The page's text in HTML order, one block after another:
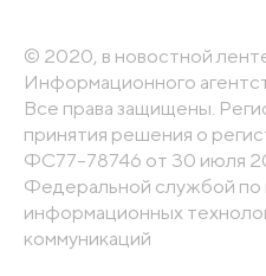
© 2020, в новостной
Информационного
Все права защищены.
принятия решения о
ФС77-78746 от 30 июля
Федеральной службой по
информационных
коммуникаций